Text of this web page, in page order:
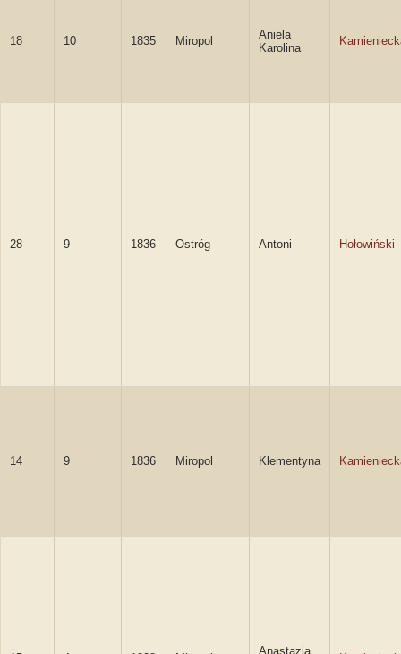
18 10 1835 Miropol
Aniela
Karolina
28 9 1836 Ostróg Antoni Hołowiński
14 9 1836 Miropol Klementyna
Anastazja